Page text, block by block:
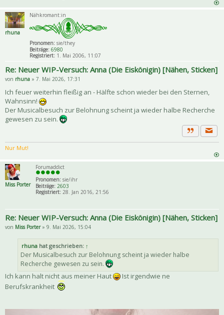
rhuna
Nähkromant:in
Pronomen:sie/they
Beiträge: 6980
Registriert:1. Mai 2006, 11:07
Re: Neuer WIP-Versuch: Anna (Die Eiskönigin) [Nähen, Sticken]
von rhuna » 7. Mai 2026, 17:31
Ich feuer weiterhin fleißig an - Hälfte schon wieder bei den Sternen,
Wahnsinn!
Der Musicalbesuch zur Belohnung scheint ja wieder halbe Recherche
gewesen zu sein.
Zitat
Nur Mut!
Miss Porter
Forumaddict
Pronomen: sie/ihr
Beiträge: 2603
Registriert: 28. Jan 2016, 21:56
Re: Neuer WIP-Versuch: Anna (Die Eiskönigin) [Nähen, Sticken]
von Miss Porter» 9. Mai 2026, 15:04
rhuna hat geschrieben: ↑
Der Musicalbesuch zur Belohnung scheint ja wieder halbe
Recherche gewesen zu sein.
Ich kann halt nicht aus meiner Haut
Ist irgendwie ne
Berufskrankheit